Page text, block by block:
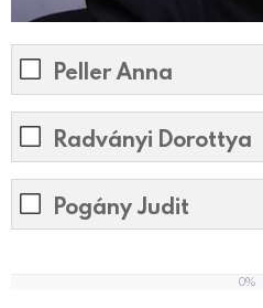
Peller Anna
Radványi Dorottya
Pogány Judit
0%